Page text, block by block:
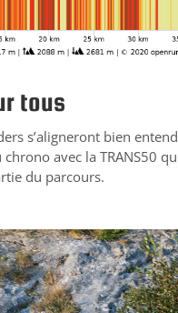
tous
s’aligneront bien
avec la TRANS50
du parcours.